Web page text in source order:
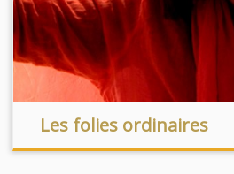
Les folies ordinaires